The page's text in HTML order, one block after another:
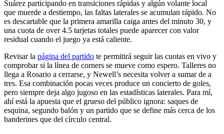
Suárez participando en transiciones rápidas y algún volante local
que muerde a destiempo, las faltas laterales se acumulan rápido. No
es descartable que la primera amarilla caiga antes del minuto 30, y
una cuota de over 4.5 tarjetas totales puede aparecer con valor
residual cuando el juego ya está caliente.
Revisar la página del partido te permitirá seguir las cuotas en vivo y
comprobar si la línea de corners se mueve como espero. Talleres no
llega a Rosario a cerrarse, y Newell’s necesita volver a sumar de a
tres. Esa combinación pocas veces produce un concierto de goles,
pero siempre deja algo jugoso en las estadísticas laterales. Para mí,
ahí está la apuesta que el grueso del público ignora: saques de
esquina, segundo balón y un partido que se define más cerca de los
banderines que del círculo central.